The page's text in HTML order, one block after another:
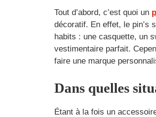
Tout d’abord, c’est quoi un
décoratif. En effet, le pin’s
habits : une casquette, un
vestimentaire parfait.
faire une marque
Dans quelles
Étant à la fois un